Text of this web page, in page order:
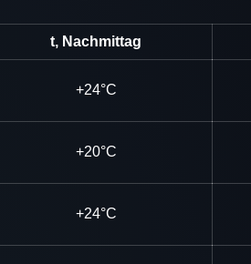
t, Nachmittag
+24°C
+20°C
+24°C